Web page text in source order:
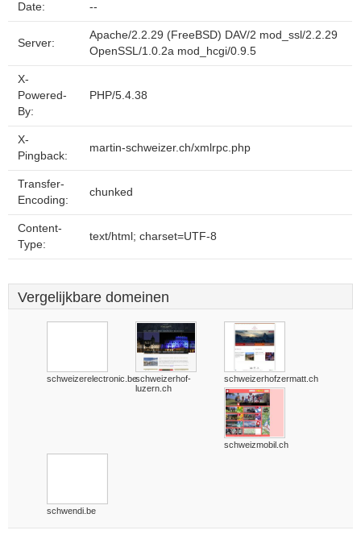
Date: --
Server:
Apache/2.2.29 (FreeBSD) DAV/2 mod_ssl/2.2.29
OpenSSL/1.0.2a mod_hcgi/0.9.5
X-
Powered-
By:
PHP/5.4.38
X-
Pingback:
martin-schweizer.ch/xmlrpc.php
Transfer-
Encoding:
chunked
Content-
Type:
text/html; charset=UTF-8
Vergelijkbare domeinen
schweizerelectronic.beschweizerhof-
luzern.ch
schweizerhofzermatt.ch
schweizmobil.ch
schwendi.be